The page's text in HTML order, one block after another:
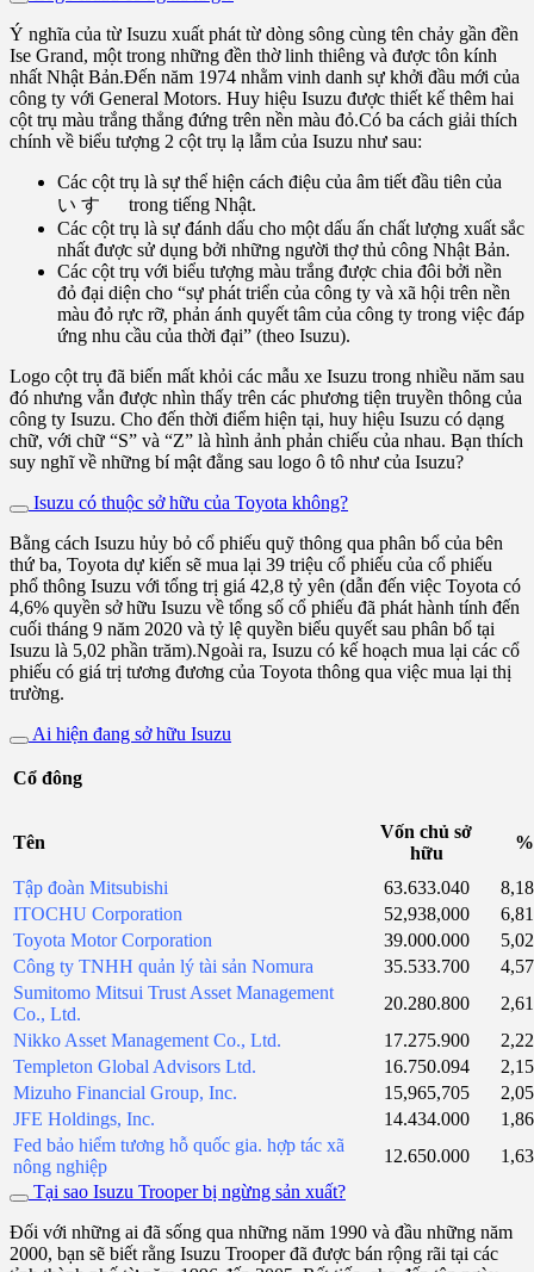
Ý nghĩa của từ Isuzu xuất phát từ dòng sông cùng tên chảy gần đền
Ise Grand, một trong những đền thờ linh thiêng và được tôn kính
nhất Nhật Bản.Đến năm 1974 nhằm vinh danh sự khởi đầu mới của
công ty với General Motors. Huy hiệu Isuzu được thiết kế thêm hai
cột trụ màu trắng thẳng đứng trên nền màu đỏ.Có ba cách giải thích
chính về biểu tượng 2 cột trụ lạ lẫm của Isuzu như sau:
Các cột trụ là sự thể hiện cách điệu của âm tiết đầu tiên của
い す ゞ trong tiếng Nhật.
Các cột trụ là sự đánh dấu cho một dấu ấn chất lượng xuất sắc
nhất được sử dụng bởi những người thợ thủ công Nhật Bản.
Các cột trụ với biểu tượng màu trắng được chia đôi bởi nền
đỏ đại diện cho “sự phát triển của công ty và xã hội trên nền
màu đỏ rực rỡ, phản ánh quyết tâm của công ty trong việc đáp
ứng nhu cầu của thời đại” (theo Isuzu).
Logo cột trụ đã biến mất khỏi các mẫu xe Isuzu trong nhiều năm sau
đó nhưng vẫn được nhìn thấy trên các phương tiện truyền thông của
công ty Isuzu. Cho đến thời điểm hiện tại, huy hiệu Isuzu có dạng
chữ, với chữ “S” và “Z” là hình ảnh phản chiếu của nhau. Bạn thích
suy nghĩ về những bí mật đằng sau logo ô tô như của Isuzu?
Isuzu có thuộc sở hữu của Toyota không?
Bằng cách Isuzu hủy bỏ cổ phiếu quỹ thông qua phân bổ của bên
thứ ba, Toyota dự kiến ​​sẽ mua lại 39 triệu cổ phiếu của cổ phiếu
phổ thông Isuzu với tổng trị giá 42,8 tỷ yên (dẫn đến việc Toyota có
4,6% quyền sở hữu Isuzu về tổng số cổ phiếu đã phát hành tính đến
cuối tháng 9 năm 2020 và tỷ lệ quyền biểu quyết sau phân bổ tại
Isuzu là 5,02 phần trăm).Ngoài ra, Isuzu có kế hoạch mua lại các cổ
phiếu có giá trị tương đương của Toyota thông qua việc mua lại thị
trường.
Ai hiện đang sở hữu Isuzu
Cổ đông
Tên
Vốn chủ sở
hữu
%
Tập đoàn Mitsubishi 63.633.040
ITOCHU Corporation
52,938,000
Toyota Motor Corporation
39.000.000
Công ty TNHH quản lý tài sản Nomura
35.533.700
Sumitomo Mitsui Trust Asset Management
Co., Ltd.
20.280.800
Nikko Asset Management Co., Ltd.
17.275.900
Templeton Global Advisors Ltd.
16.750.094
Mizuho Financial Group, Inc.
15,965,705
JFE Holdings, Inc.
14.434.000
Fed bảo hiểm tương hỗ quốc gia. hợp tác xã
nông nghiệp
12.650.000
Tại sao Isuzu Trooper bị ngừng sản xuất?
Đối với những ai đã sống qua những năm 1990 và đầu những năm
2000, bạn sẽ biết rằng Isuzu Trooper đã được bán rộng rãi tại các